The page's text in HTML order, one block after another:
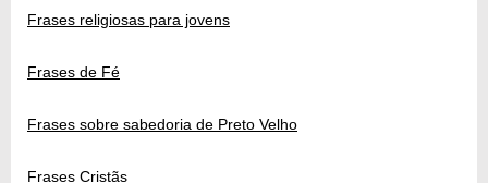
Frases religiosas para jovens
Frases de Fé
Frases sobre sabedoria de Preto Velho
Frases Cristãs